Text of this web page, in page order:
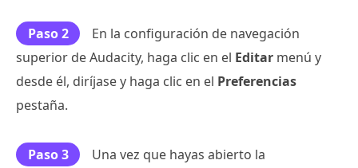
Paso 2
En la configuración de navegación
superior de Audacity, haga clic en el Editar menú y
desde él, diríjase y haga clic en el Preferencias
pestaña.
Paso 3
Una vez que hayas abierto la